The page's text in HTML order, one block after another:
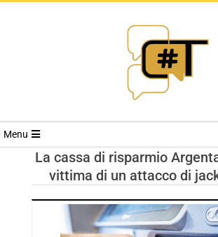
Menu
La cassa di risparmio
vittima di un attacco di